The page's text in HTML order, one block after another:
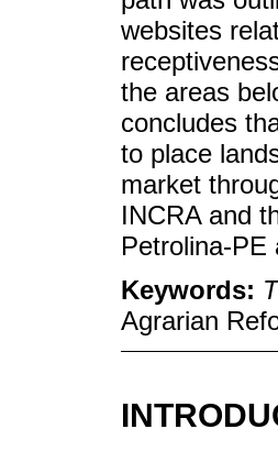
websites
the areas
concludes
to place
market
INCRA and
Petrolina-PE
Keywords:
Agrarian